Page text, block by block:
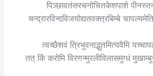
पिञ्छावतंसरचनोचितकेशपाशे
चन्द्रारविन्दविजयोद्यतवक्त्रबिम्बे
त्वच्छैशवं त्रिभुवनाद्भुतमित्यवैमि
तत् किं करोमि विरणन्मुरलीविलासमुग्धं